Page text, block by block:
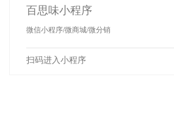
百思味小程序
微信小程序/微商城/微分销
扫码进入小程序